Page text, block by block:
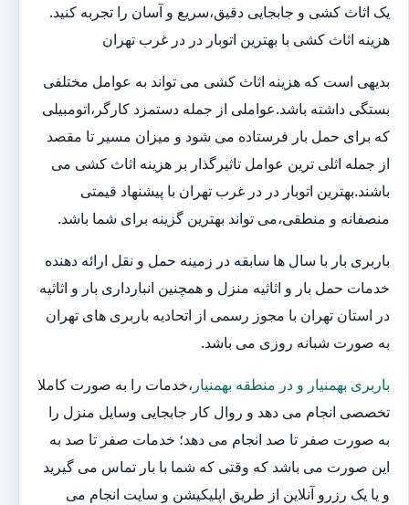
یک اثاث کشی و جابجایی دقیق،سریع و آسان را تجربه کنید.
هزینه اثاث کشی با بهترین اتوبار در در غرب تهران
بدیهی است که هزینه اثاث کشی می تواند به عوامل مختلفی
بستگی داشته باشد.عواملی از جمله دستمزد کارگر،اتومبیلی
که برای حمل بار فرستاده می شود و میزان مسیر تا مقصد
از جمله اثلی ترین عوامل تاثیرگذار بر هزینه اثاث کشی می
باشند.بهترین اتوبار در در غرب تهران با پیشنهاد قیمتی
منصفانه و منطقی،می تواند بهترین گزینه برای شما باشد.
باربری بار با سال ها سابقه در زمینه حمل و نقل ارائه دهنده
خدمات حمل بار و اثاثیه منزل و همچنین انبارداری بار و اثاثیه
در استان تهران با مجوز رسمی از اتحادیه باربری های تهران
به صورت شبانه روزی می باشد.
باربری بهمنیار و در منطقه بهمنیار ،خدمات را به صورت کاملا
تخصصی انجام می دهد و روال کار جابجایی وسایل منزل را
به صورت صفر تا صد انجام می دهد؛ خدمات صفر تا صد به
این صورت می باشد که وقتی که شما با بار تماس می گیرید
و یا یک رزرو آنلاین از طریق اپلیکیشن و سایت انجام می